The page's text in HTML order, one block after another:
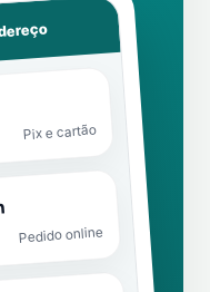
Pix e cartão
Pedido online